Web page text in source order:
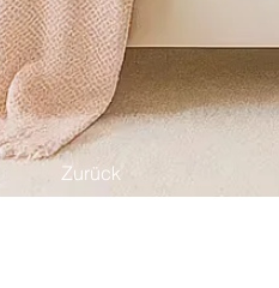
Zurück